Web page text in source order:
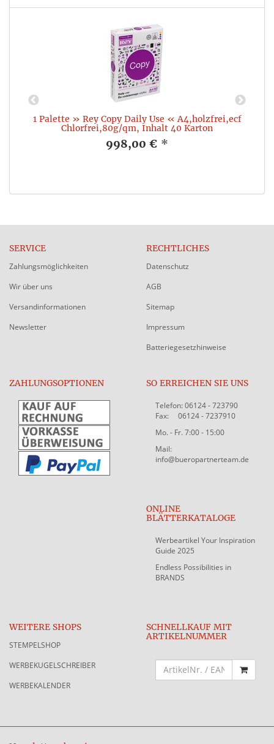
1 Palette » Rey Copy Daily Use « A4,holzfrei,ecf
Chlorfrei,80g/qm, Inhalt 40 Karton
998,00 € *
SERVICE
Zahlungsmöglichkeiten
Wir über uns
Versandinformationen
Newsletter
RECHTLICHES
Datenschutz
AGB
Sitemap
Impressum
Batteriegesetzhinweise
ZAHLUNGSOPTIONEN SO ERREICHEN SIE UNS
Telefon: 06124 - 723790
Fax: 06124 - 7237910
Mo. - Fr. 7:00 - 15:00
Mail:
info@bueropartnerteam.de
ONLINE
BLÄTTERKATALOGE
Werbeartikel Your Inspiration
Guide 2025
Endless Possibilities in
BRANDS
WEITERE SHOPS
STEMPELSHOP
WERBEKUGELSCHREIBER
WERBEKALENDER
SCHNELLKAUF MIT
ARTIKELNUMMER